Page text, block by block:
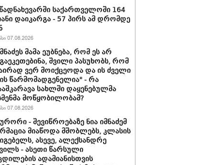
საქართველოში 164
დაიკარგა - 57 პირს ამ დრომდე
07.08.2026
მამა ეუბნება, რომ ეს არ
შვილი პასუხობს, რომ
ვერ მოიქცეოდა და ის ძველი
წარმომადგენელია" - რა
სახლში დაყენებულმა
მოწყობილობამ?
07.08.2026
- შევიწროებაზე ნია იმნაძემ
მიაწოდა მშობლებს, კლასის
ასევე, ალექსანდრე
- ასეთი წარსული
ადამიანისთვის